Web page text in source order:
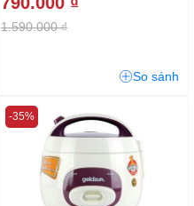
1.590.000 ₫
So sánh
-35%